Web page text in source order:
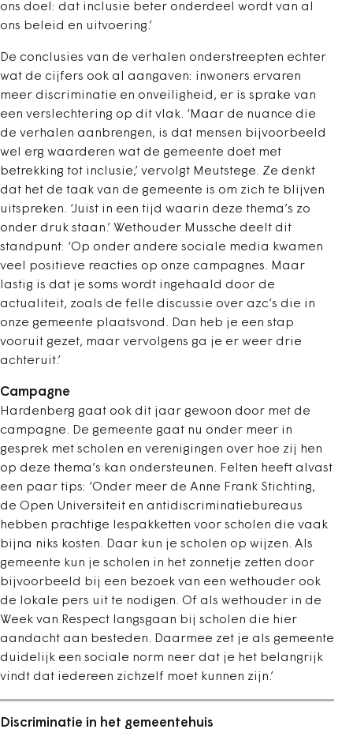
ons doel: dat inclusie beter onderdeel wordt van al
ons beleid en uitvoering.’
De conclusies van de verhalen onderstreepten echter
wat de cijfers ook al aangaven: inwoners ervaren
meer discriminatie en onveiligheid, er is sprake van
een verslechtering op dit vlak. ‘Maar de nuance die
de verhalen aanbrengen, is dat mensen bijvoorbeeld
wel erg waarderen wat de gemeente doet met
betrekking tot inclusie,’ vervolgt Meutstege. Ze denkt
dat het de taak van de gemeente is om zich te blijven
uitspreken. ‘Juist in een tijd waarin deze thema’s zo
onder druk staan.’ Wethouder Mussche deelt dit
standpunt: ‘Op onder andere sociale media kwamen
veel positieve reacties op onze campagnes. Maar
lastig is dat je soms wordt ingehaald door de
actualiteit, zoals de felle discussie over azc’s die in
onze gemeente plaatsvond. Dan heb je een stap
vooruit gezet, maar vervolgens ga je er weer drie
achteruit.’
Campagne
Hardenberg gaat ook dit jaar gewoon door met de
campagne. De gemeente gaat nu onder meer in
gesprek met scholen en verenigingen over hoe zij hen
op deze thema’s kan ondersteunen. Felten heeft alvast
een paar tips: ‘Onder meer de Anne Frank Stichting,
de Open Universiteit en antidiscriminatiebureaus
hebben prachtige lespakketten voor scholen die vaak
bijna niks kosten. Daar kun je scholen op wijzen. Als
gemeente kun je scholen in het zonnetje zetten door
bijvoorbeeld bij een bezoek van een wethouder ook
de lokale pers uit te nodigen. Of als wethouder in de
Week van Respect langsgaan bij scholen die hier
aandacht aan besteden. Daarmee zet je als gemeente
duidelijk een sociale norm neer dat je het belangrijk
vindt dat iedereen zichzelf moet kunnen zijn.’
Discriminatie in het gemeentehuis